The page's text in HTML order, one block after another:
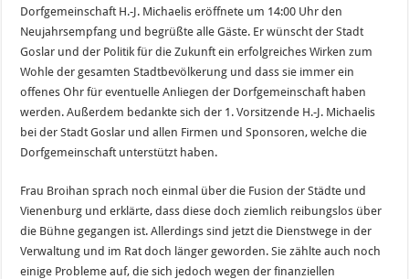
Dorfgemeinschaft H.-J. Michaelis eröffnete um 14:00 Uhr den
Neujahrsempfang und begrüßte alle Gäste. Er wünscht der Stadt
Goslar und der Politik für die Zukunft ein erfolgreiches Wirken zum
Wohle der gesamten Stadtbevölkerung und dass sie immer ein
offenes Ohr für eventuelle Anliegen der Dorfgemeinschaft haben
werden. Außerdem bedankte sich der 1. Vorsitzende H.-J. Michaelis
bei der Stadt Goslar und allen Firmen und Sponsoren, welche die
Dorfgemeinschaft unterstützt haben.
Frau Broihan sprach noch einmal über die Fusion der Städte und
Vienenburg und erklärte, dass diese doch ziemlich reibungslos über
die Bühne gegangen ist. Allerdings sind jetzt die Dienstwege in der
Verwaltung und im Rat doch länger geworden. Sie zählte auch noch
einige Probleme auf, die sich jedoch wegen der finanziellen